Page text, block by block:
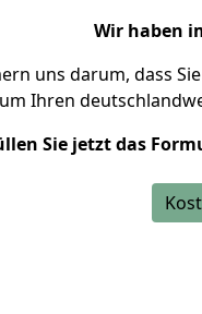
Wir haben
uns darum, dass
Ihren
Sie jetzt das